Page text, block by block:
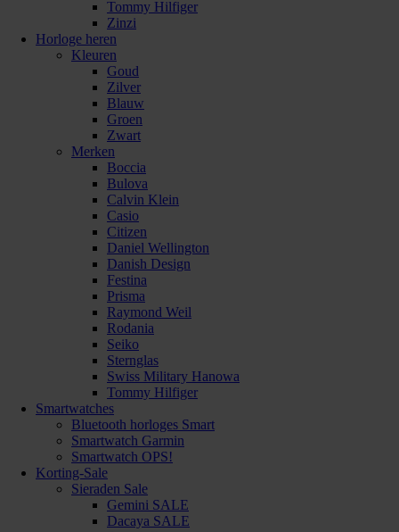
Tommy Hilfiger
Zinzi
Horloge heren
Kleuren
Goud
Zilver
Blauw
Groen
Zwart
Merken
Boccia
Bulova
Calvin Klein
Casio
Citizen
Daniel Wellington
Danish Design
Festina
Prisma
Raymond Weil
Rodania
Seiko
Sternglas
Swiss Military Hanowa
Tommy Hilfiger
Smartwatches
Bluetooth horloges Smart
Smartwatch Garmin
Smartwatch OPS!
Korting-Sale
Sieraden Sale
Gemini SALE
Dacaya SALE